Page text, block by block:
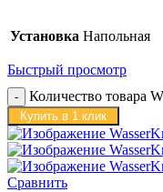
Установка Напольная
Быстрый просмотр
Количество товара
Купить в 1 клик
Сравнить